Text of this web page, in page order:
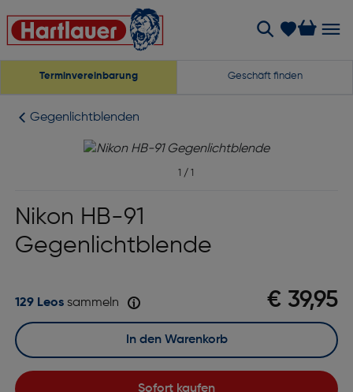
Terminvereinbarung Geschäft finden
Gegenlichtblenden
1 / 1
Nikon HB-91
Gegenlichtblende
€ 39,95
129 Leossammeln
Sofort kaufen
In den Warenkorb